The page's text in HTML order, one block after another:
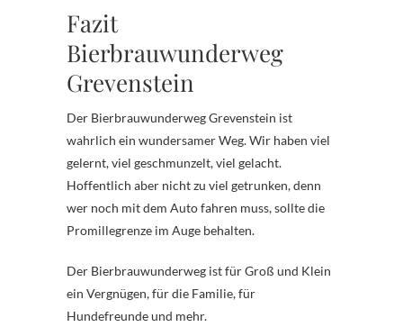
Fazit
Bierbrauwunderweg
Grevenstein
Der Bierbrauwunderweg Grevenstein ist
wahrlich ein wundersamer Weg. Wir haben viel
gelernt, viel geschmunzelt, viel gelacht.
Hoffentlich aber nicht zu viel getrunken, denn
wer noch mit dem Auto fahren muss, sollte die
Promillegrenze im Auge behalten.
Der Bierbrauwunderweg ist für Groß und Klein
ein Vergnügen, für die Familie, für
Hundefreunde und mehr.